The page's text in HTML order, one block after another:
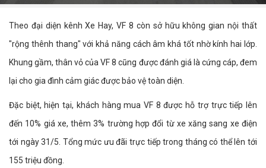
Theo đại diện kênh Xe Hay, VF 8 còn sở hữu không gian nội thất
"rộng thênh thang" với khả năng cách âm khá tốt nhờ kính hai lớp.
Khung gầm, thân vỏ của VF 8 cũng được đánh giá là cứng cáp, đem
lại cho gia đình cảm giác được bảo vệ toàn diện.
Đặc biệt, hiện tại, khách hàng mua VF 8 được hỗ trợ trực tiếp lên
đến 10% giá xe, thêm 3% trường hợp đổi từ xe xăng sang xe điện
tới ngày 31/5. Tổng mức ưu đãi trực tiếp trong tháng có thể lên tới
155 triệu đồng.